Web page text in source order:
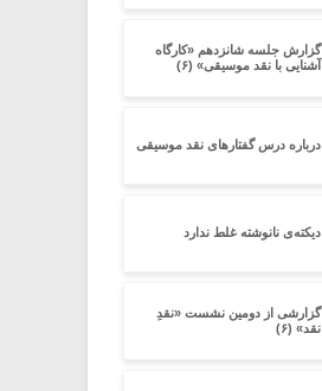
گزارش جلسه شانزدهم «کارگاه
آشنایی با نقد موسیقی» (۶)
درباره درس گفتارهای نقد موسیقی
دیکته‌ی نانوشته غلط ندارد
گزارشی از دومین نشست «نقدِ
نقد» (۶)